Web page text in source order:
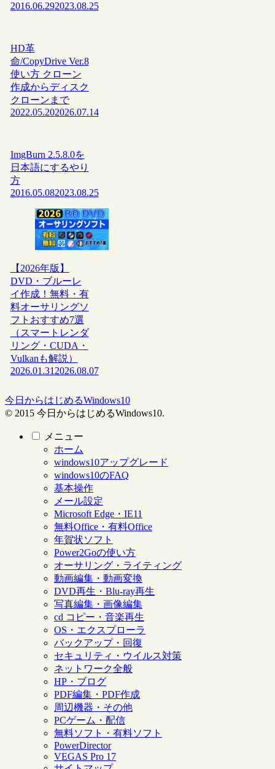
2016.06.292023.08.25
HD革
命/CopyDrive Ver.8
使い方 クローン
作成からディスク
クローンまで
2022.05.202026.07.14
ImgBurn 2.5.8.0を
日本語にするやり
方
2016.05.082023.08.25
【2026年版】
DVD・ブルーレ
イ作成！無料・有
料オーサリングソ
フトおすすめ7選
（スマートレンダ
リング・CUDA・
Vulkanも解説）
2026.01.312026.08.07
今日からはじめるWindows10
© 2015 今日からはじめるWindows10.
メニュー
ホーム
windows10アップグレード
windows10のFAQ
基本操作
メール設定
Microsoft Edge・IE11
無料Office・有料Office
年賀状ソフト
Power2Goの使い方
オーサリング・ライティング
動画編集・動画変換
DVD再生・Blu-ray再生
写真編集・画像編集
cd コピー・音楽再生
OS・エクスプローラ
バックアップ・回復
セキュリティ・ウイルス対策
ネットワーク全般
HP・ブログ
PDF編集・PDF作成
周辺機器・その他
PCゲーム・配信
無料ソフト・有料ソフト
PowerDirector
VEGAS Pro 17